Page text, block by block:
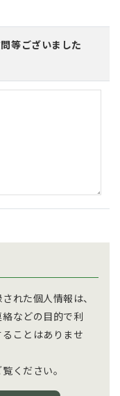
等ございました
れた個人情報は、
などの目的で利
ことはありませ
ください。